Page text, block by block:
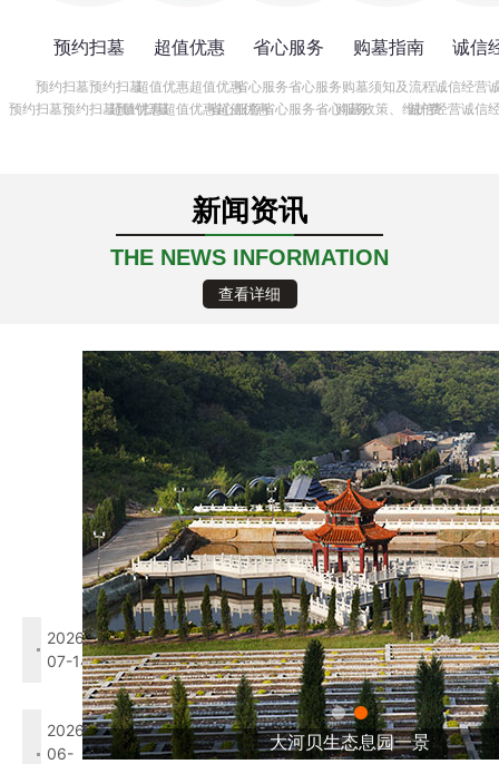
预约扫墓
预约扫墓预约扫墓
预约扫墓预约扫墓预约扫墓
超值优惠
超值优惠超值优惠
超值优惠超值优惠超值优惠
省心服务
省心服务省心服务
省心服务省心服务省心服务
购墓指南
购墓须知及流程
购墓政策、维护费
诚信
诚信经营
诚信经营诚信
新闻资讯
THE NEWS INFORMATION
查看详细
14
2026-07
雨天，是用来念旧的
清晨推窗，天是铅灰色的，雨丝若有若无地飘着。大河
在雨幕里，青色的山、墨绿...
连雨天·长相思
2026-
07-14
芒种与安息之地
2026-
06-
大河贝生态息园一景